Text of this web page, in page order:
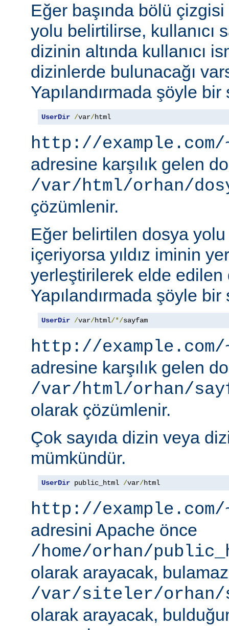
Eğer başında bölü
yolu belirtilirse, kullanıcı
dizinin altında kullanıcı
dizinlerde bulunacağı
Yapılandırmada şöyle bir
UserDir /var/html
http://example.com/
adresine karşılık gelen
/var/html/orhan/
çözümlenir.
Eğer belirtilen dosya yolu
içeriyorsa yıldız iminin
yerleştirilerek elde edilen
Yapılandırmada şöyle bir
UserDir /var/html/*/sayfam
http://example.com/
adresine karşılık gelen
/var/html/orhan/
olarak çözümlenir.
Çok sayıda dizin veya
mümkündür.
UserDir public_html /var/html
http://example.com/
adresini Apache önce
/home/orhan/
olarak arayacak,
/var/siteler/orhan/
olarak arayacak,